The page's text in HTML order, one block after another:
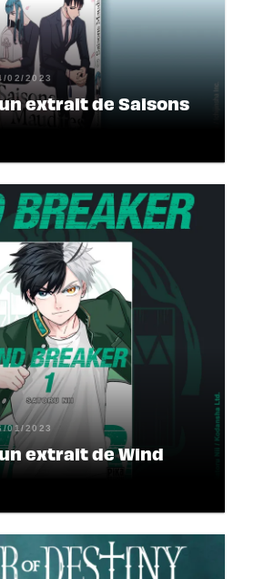
02/2023
extrait de Saisons
01/2023
extrait de Wind